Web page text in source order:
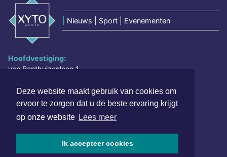
Deze website maakt gebruik van cookies om
ervoor te zorgen dat u de beste ervaring krijgt
op onze website Lees meer
Ik accepteer cookies
Nieuws | Sport | Evenementen
Hoofdvestiging:
van Benthuizenlaan 1
www.xyto.nl